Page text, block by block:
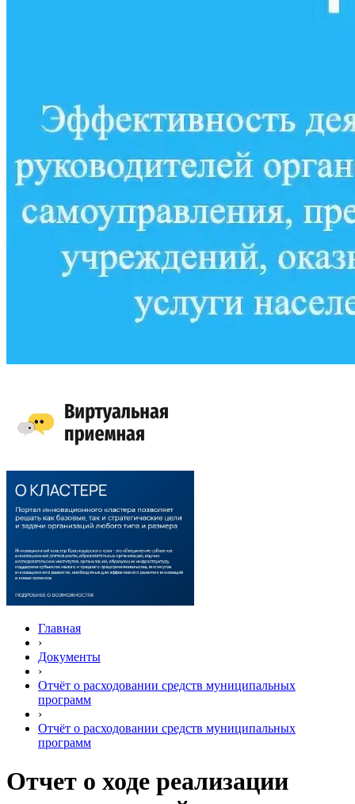
Главная
›
Документы
›
Отчёт о расходовании средств муниципальных
программ
›
Отчёт о расходовании средств муниципальных
программ
Отчет о ходе реализации